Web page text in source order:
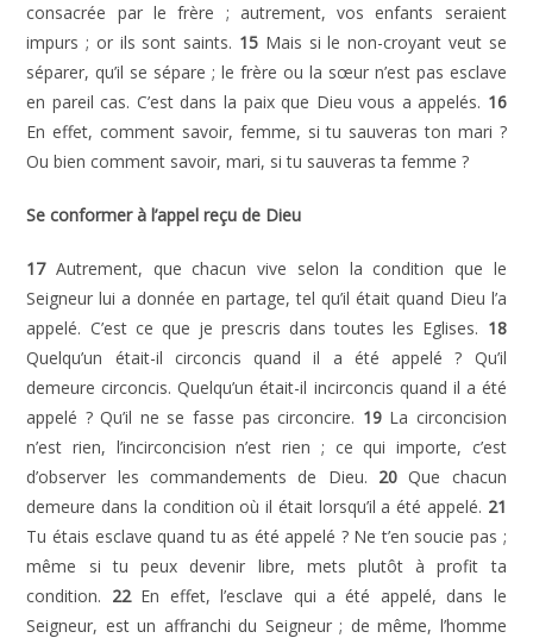
consacrée par le frère ; autrement, vos enfants seraient
impurs ; or ils sont saints. 15 Mais si le non-croyant veut se
séparer, qu’il se sépare ; le frère ou la sœur n’est pas esclave
en pareil cas. C’est dans la paix que Dieu vous a appelés. 16
En effet, comment savoir, femme, si tu sauveras ton mari ?
Ou bien comment savoir, mari, si tu sauveras ta femme ?
Se conformer à l’appel reçu de Dieu
17Autrement, que chacun vive selon la condition que le
Seigneur lui a donnée en partage, tel qu’il était quand Dieu l’a
appelé. C’est ce que je prescris dans toutes les Eglises. 18
Quelqu’un était-il circoncis quand il a été appelé ? Qu’il
demeure circoncis. Quelqu’un était-il incirconcis quand il a été
appelé ? Qu’il ne se fasse pas circoncire. 19La circoncision
n’est rien, l’incirconcision n’est rien ; ce qui importe, c’est
d’observer les commandements de Dieu. 20Que chacun
demeure dans la condition où il était lorsqu’il a été appelé. 21
Tu étais esclave quand tu as été appelé ? Ne t’en soucie pas ;
même si tu peux devenir libre, mets plutôt à profit ta
condition. 22En effet, l’esclave qui a été appelé, dans le
Seigneur, est un affranchi du Seigneur ; de même, l’homme